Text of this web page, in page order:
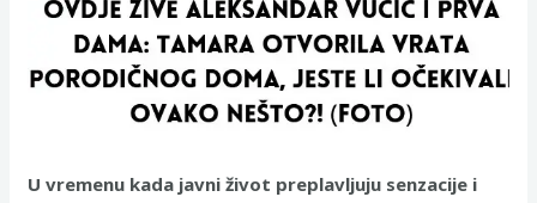
U vremenu kada javni život preplavljuju senzacije i